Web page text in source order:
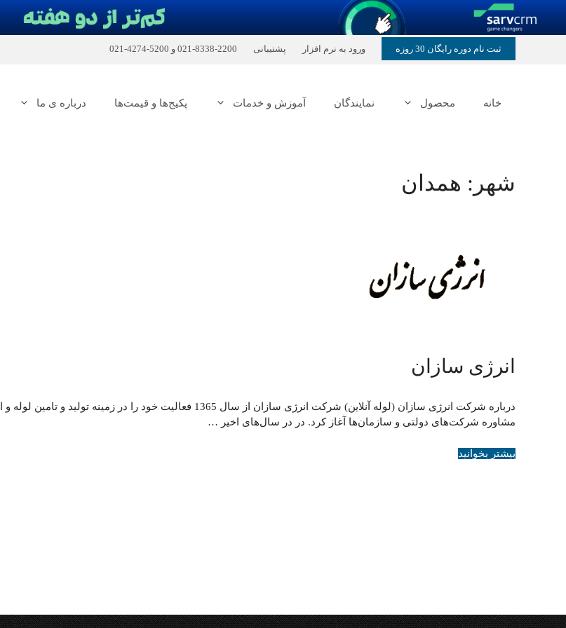
ثبت نام دوره رایگان 30 روزه ورود به نرم افزار پشتیبانی 2200-8338-021 و 5200-4274-021
خانه محصول نمایندگان آموزش و خدمات پکیج‌ها و قیمت‌ها درباره ی ما
شهر: همدان
انرژی سازان
درباره شرکت انرژی سازان (لوله آنلاین) شرکت انرژی سازان از سال 1365 فعالیت خود را در زمینه تولید و
مشاوره شرکت‌های دولتی و سازمان‌ها آغاز کرد. در در سال‌های اخیر …
بیشتر بخوانید